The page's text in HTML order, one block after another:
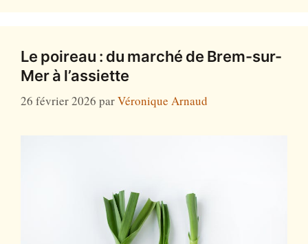
Le poireau : du marché de Brem-sur-
Mer à l’assiette
26 février 2026 parVéronique Arnaud